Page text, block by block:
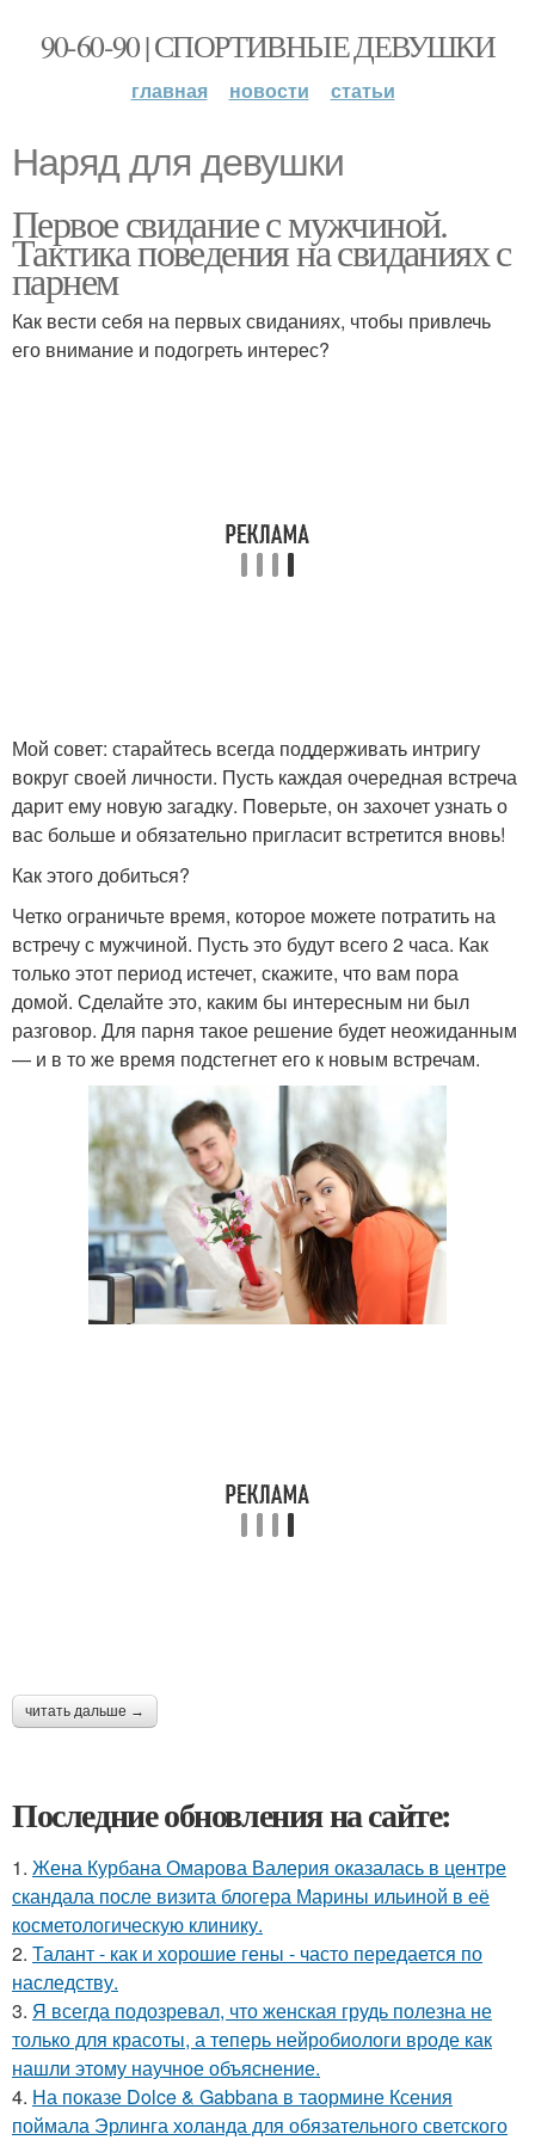
90-60-90 | СПОРТИВНЫЕ ДЕВУШКИ
главная новости статьи
Наряд для девушки
Первое свидание с мужчиной.
Тактика поведения на свиданиях с
парнем
Как вести себя на первых свиданиях, чтобы привлечь
его внимание и подогреть интерес?
Мой совет: старайтесь всегда поддерживать интригу
вокруг своей личности. Пусть каждая очередная встреча
дарит ему новую загадку. Поверьте, он захочет узнать о
вас больше и обязательно пригласит встретится вновь!
Как этого добиться?
Четко ограничьте время, которое можете потратить на
встречу с мужчиной. Пусть это будут всего 2 часа. Как
только этот период истечет, скажите, что вам пора
домой. Сделайте это, каким бы интересным ни был
разговор. Для парня такое решение будет неожиданным
— и в то же время подстегнет его к новым встречам.
читать дальше →
Последние обновления на сайте:
1. Жена Курбана Омарова Валерия оказалась в центре
скандала после визита блогера Марины ильиной в её
косметологическую клинику.
2. Талант - как и хорошие гены - часто передается по
наследству.
3. Я всегда подозревал, что женская грудь полезна не
только для красоты, а теперь нейробиологи вроде как
нашли этому научное объяснение.
4. На показе Dolce & Gabbana в таормине Ксения
поймала Эрлинга холанда для обязательного светского